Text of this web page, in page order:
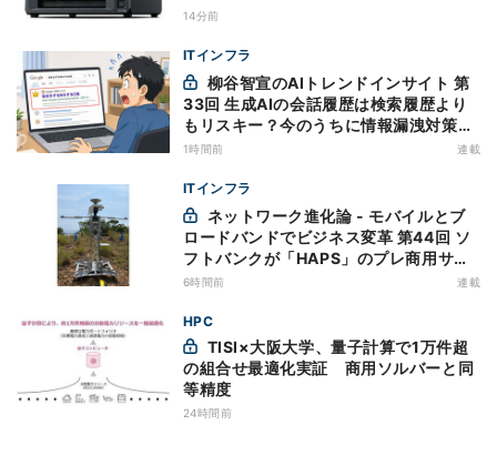
14分前
ITインフラ
33回 生成AIの会話履歴は検索履歴より
もリスキー？今のうちに情報漏洩対策を
万全にしておこう
1時間前 連載
ITインフラ
ロードバンドでビジネス変革 第44回 ソ
フトバンクが「HAPS」のプレ商用サー
ビス開始を表明、本格的な商用展開のめ
6時間前 連載
HPC
の組合せ最適化実証 商用ソルバーと同
等精度
24時間前